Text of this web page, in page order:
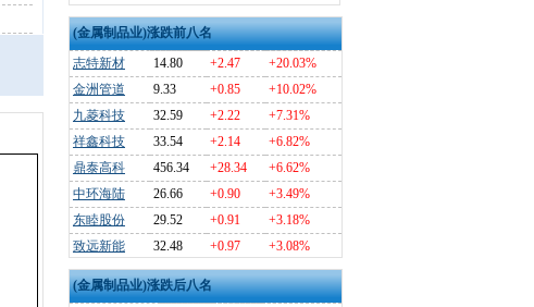
(金属制品业)涨跌前八名
志特新材
14.80 +2.47
+20.03%
金洲管道
9.33 +0.85
+10.02%
九菱科技
32.59 +2.22
+7.31%
祥鑫科技
33.54 +2.14
+6.82%
鼎泰高科
456.34 +28.34
+6.62%
中环海陆
26.66 +0.90
+3.49%
东睦股份
29.52 +0.91
+3.18%
致远新能
32.48 +0.97 +3.08%
(金属制品业)涨跌后八名